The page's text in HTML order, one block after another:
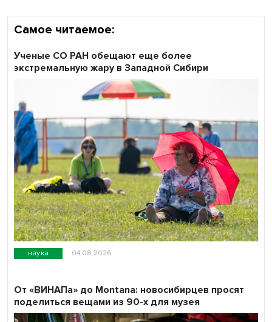
Самое читаемое:
наука 04.08.2026
Ученые СО РАН обещают еще более
экстремальную жару в Западной Сибири
От «ВИНАПа» до Montana: новосибирцев просят
поделиться вещами из 90-х для музея